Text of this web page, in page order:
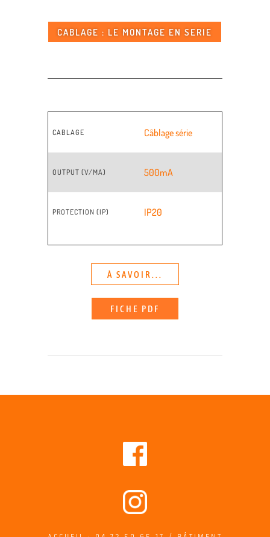
CABLAGE : LE MONTAGE EN SERIE
CABLAGE Câblage série
OUTPUT (V/MA) 500mA
PROTECTION (IP) IP20
À SAVOIR...
FICHE PDF